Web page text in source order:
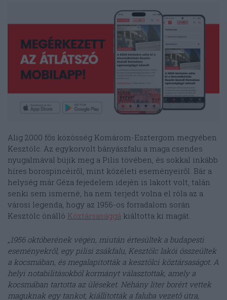
Alig 2000 fős közösség Komárom-Esztergom megyében
Kesztölc. Az egykorvolt bányászfalu a maga csendes
nyugalmával bújik meg a Pilis tövében, és sokkal inkább
híres borospincéiről, mint közéleti eseményeiről. Bár a
helység már Géza fejedelem idején is lakott volt, talán
senki sem ismerné, ha nem terjedt volna el róla az a
városi legenda, hogy az 1956-os forradalom során
Kesztölc önálló Köztársasággá kiáltotta ki magát.
„1956 októberének végén, miután értesültek a budapesti
eseményekről, egy pilisi zsákfalu, Kesztölc lakói összeültek
a kocsmában, és megalapították a kesztölci köztársaságot. A
helyi notabilitásokból kormányt választottak, amely a
kocsmában tartotta az üléseket. Néhány liter borért vettek
maguknak egy tankot, kiállították a faluba vezető útra,